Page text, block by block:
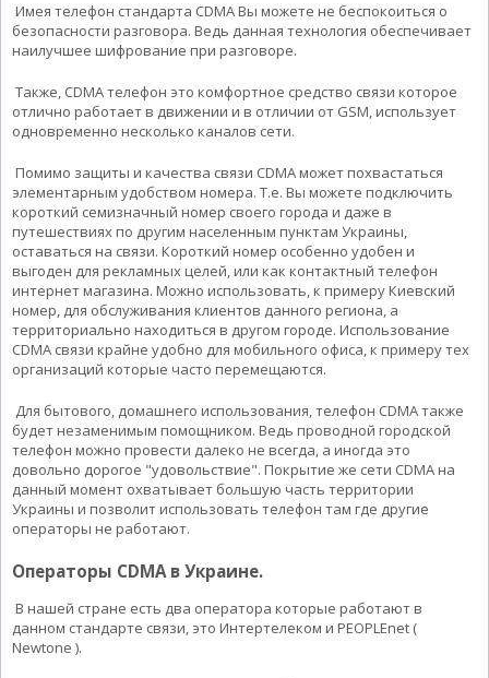
Имея телефон стандарта CDMA Вы можете не беспокоиться о
безопасности разговора. Ведь данная технология обеспечивает
наилучшее шифрование при разговоре.
Также, CDMA телефон это комфортное средство связи которое
отлично работает в движении и в отличии от GSM, использует
одновременно несколько каналов сети.
Помимо защиты и качества связи CDMA может похвастаться
элементарным удобством номера. Т.е. Вы можете подключить
короткий семизначный номер своего города и даже в
путешествиях по другим населенным пунктам Украины,
оставаться на связи. Короткий номер особенно удобен и
выгоден для рекламных целей, или как контактный телефон
интернет магазина. Можно использовать, к примеру Киевский
номер, для обслуживания клиентов данного региона, а
территориально находиться в другом городе. Использование
CDMA связи крайне удобно для мобильного офиса, к примеру тех
организаций которые часто перемещаются.
Для бытового, домашнего использования, телефон CDMA также
будет незаменимым помощником. Ведь проводной городской
телефон можно провести далеко не всегда, а иногда это
довольно дорогое "удовольствие". Покрытие же сети CDMA на
данный момент охватывает большую часть территории
Украины и позволит использовать телефон там где другие
операторы не работают.
Операторы CDMA в Украине.
В нашей стране есть два оператора которые работают в
данном стандарте связи, это Интертелеком и PEOPLEnet (
Newtone ).